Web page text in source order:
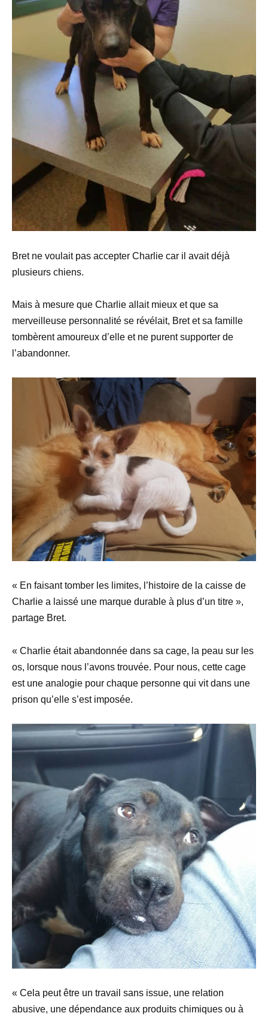
Bret ne voulait pas accepter Charlie car il avait déjà
plusieurs chiens.
Mais à mesure que Charlie allait mieux et que sa
merveilleuse personnalité se révélait, Bret et sa famille
tombèrent amoureux d’elle et ne purent supporter de
l’abandonner.
« En faisant tomber les limites, l’histoire de la caisse de
Charlie a laissé une marque durable à plus d’un titre »,
partage Bret.
« Charlie était abandonnée dans sa cage, la peau sur les
os, lorsque nous l’avons trouvée. Pour nous, cette cage
est une analogie pour chaque personne qui vit dans une
prison qu’elle s’est imposée.
« Cela peut être un travail sans issue, une relation
abusive, une dépendance aux produits chimiques ou à